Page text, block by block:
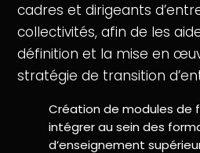
cadres et dirigeants
collectivités, afin de les
définition et la mise en
stratégie de transition
Création de modules de
intégrer au sein des
d’enseignement